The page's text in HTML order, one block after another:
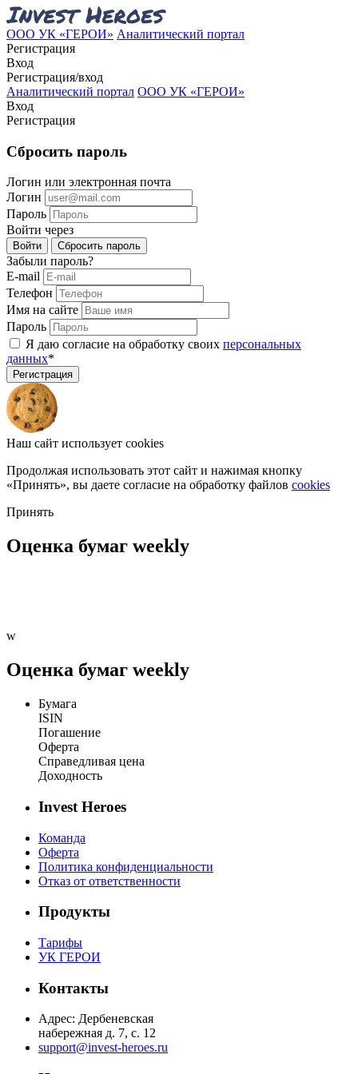
ООО УК «ГЕРОИ» Аналитический портал
Регистрация
Вход
Регистрация/вход
Аналитический портал ООО УК «ГЕРОИ»
Вход
Регистрация
Сбросить пароль
Логин или электронная почта
Логин
Пароль
Войти через
Войти Сбросить пароль
Забыли пароль?
E-mail
Телефон
Имя на сайте
Пароль
Я даю согласие на обработку своих персональных
данных*
Регистрация
Наш сайт использует cookies
Продолжая использовать этот сайт и нажимая кнопку
«Принять», вы даете согласие на обработку файлов cookies
Принять
Оценка бумаг weekly
w
Оценка бумаг weekly
Бумага
ISIN
Погашение
Оферта
Справедливая цена
Доходность
Invest Heroes
Команда
Оферта
Политика конфиденциальности
Отказ от ответственности
Продукты
Тарифы
УК ГЕРОИ
Контакты
Адрес: Дербеневская
набережная д. 7, с. 12
support@invest-heroes.ru